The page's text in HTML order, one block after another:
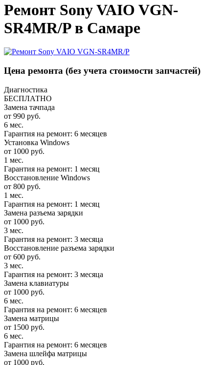
Ремонт Sony VAIO VGN-
SR4MR/P в Самаре
Цена ремонта (без учета стоимости запчастей)
Диагностика
БЕСПЛАТНО
Замена тачпада
от 990 руб.
6 мес.
Гарантия на ремонт: 6 месяцев
Установка Windows
от 1000 руб.
1 мес.
Гарантия на ремонт: 1 месяц
Восстановление Windows
от 800 руб.
1 мес.
Гарантия на ремонт: 1 месяц
Замена разъема зарядки
от 1000 руб.
3 мес.
Гарантия на ремонт: 3 месяца
Восстановление разъема зарядки
от 600 руб.
3 мес.
Гарантия на ремонт: 3 месяца
Замена клавиатуры
от 1000 руб.
6 мес.
Гарантия на ремонт: 6 месяцев
Замена матрицы
от 1500 руб.
6 мес.
Гарантия на ремонт: 6 месяцев
Замена шлейфа матрицы
от 1000 руб.